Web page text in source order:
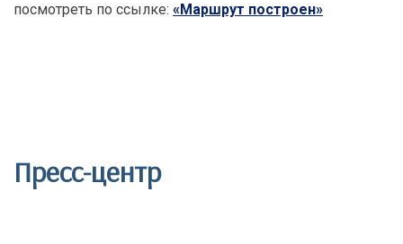
посмотреть по ссылке: «Маршрут построен»
Пресс-центр